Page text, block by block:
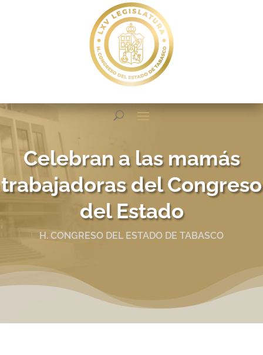
Celebran a las mamás
trabajadoras del Congreso
del Estado
H. CONGRESO DEL ESTADO DE TABASCO